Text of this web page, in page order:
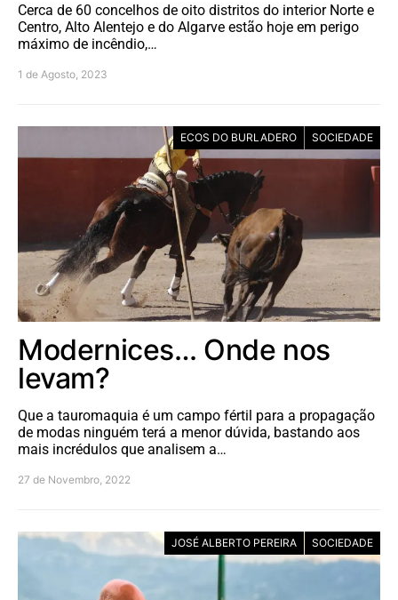
Cerca de 60 concelhos de oito distritos do interior Norte e
Centro, Alto Alentejo e do Algarve estão hoje em perigo
máximo de incêndio,…
1 de Agosto, 2023
ECOS DO BURLADERO SOCIEDADE
Modernices… Onde nos
levam?
Que a tauromaquia é um campo fértil para a propagação
de modas ninguém terá a menor dúvida, bastando aos
mais incrédulos que analisem a…
27 de Novembro, 2022
JOSÉ ALBERTO PEREIRA SOCIEDADE